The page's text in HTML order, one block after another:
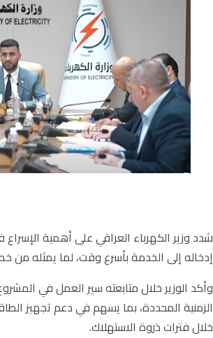
شدد وزير الكهرباء العراقيعلى أهمية
إدخاله إلى الخدمة بأسرع وقت، لما يمثله من
وأكد الوزير خلال متابعته سير العمل في
الزمنية المحددة، بما يسهم في دعم تجهيز
خلال فترات ذروة الاستهلاك.